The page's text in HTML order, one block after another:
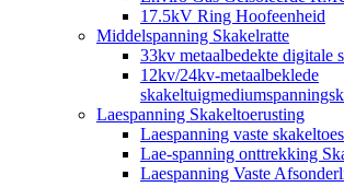
17.5kV Ring Hoofeenheid
Middelspanning Skakelratte
33kv metaalbedekte digitale
12kv/24kv-metaalbeklede
Laespanning Skakeltoerusting
Laespanning vaste
Lae-spanning onttrekking
Laespanning Vaste